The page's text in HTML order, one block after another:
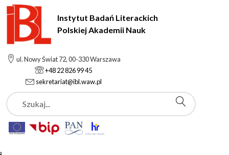
Instytut Badań Literackich
Polskiej Akademii Nauk
ul. Nowy Świat 72, 00-330 Warszawa
+48 22 826 99 45
sekretariat@ibl.waw.pl
Szukaj
Instytut Badań Literackich Polskiej Akademii Nauk
Kurs Kreatywnego Pisania
Kurs Kreatywnego
Pisania